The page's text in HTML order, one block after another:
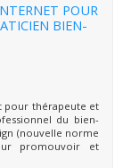
POUR
BIEN-
pour thérapeute et
du bien-
(nouvelle norme
promouvoir et